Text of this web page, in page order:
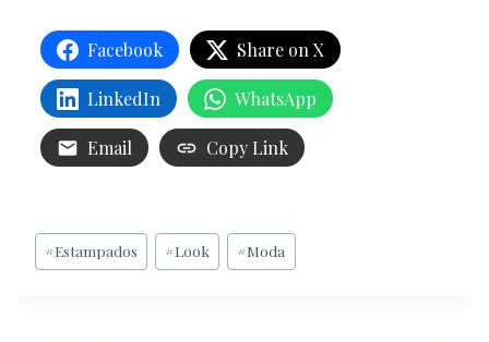
Facebook Share on X
LinkedIn WhatsApp
Email Copy Link
Etiquetas
de
#Estampados #Look #Moda